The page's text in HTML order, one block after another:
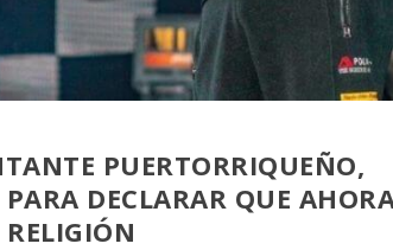
PUERTORRIQUEÑO,
DECLARAR QUE
RELIGIÓN